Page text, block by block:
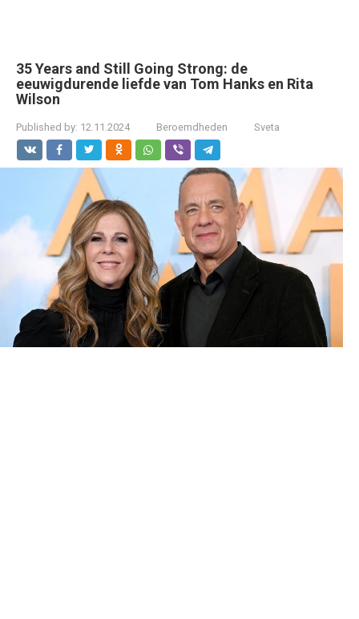
35 Years and Still Going Strong: de
eeuwigdurende liefde van Tom Hanks en Rita
Wilson
Published by: 12.11.2024 Beroemdheden Sveta